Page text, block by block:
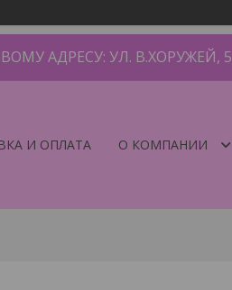
АДРЕСУ: УЛ. В.ХОРУЖЕЙ, 5
И ОПЛАТА О КОМПАНИИ